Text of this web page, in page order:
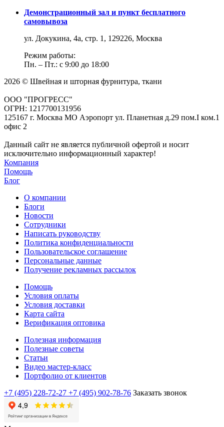
Демонстрационный зал и пункт бесплатного
самовывоза
ул. Докукина, 4а, стр. 1, 129226, Москва
Режим работы:
Пн. – Пт.: с 9:00 до 18:00
2026 © Швейная и шторная фурнитура, ткани
ООО "ПРОГРЕСС"
ОГРН: 1217700131956
125167 г. Москва МО Аэропорт ул. Планетная д.29 пом.I ком.1
офис 2
Данный сайт не является публичной офертой и носит
исключительно информационный характер!
Компания
Помощь
Блог
О компании
Блоги
Новости
Сотрудники
Написать руководству
Политика конфиденциальности
Пользовательское соглашение
Персональные данные
Получение рекламных рассылок
Помощь
Условия оплаты
Условия доставки
Карта сайта
Верификация оптовика
Полезная информация
Полезные советы
Статьи
Видео мастер-класс
Портфолио от клиентов
+7 (495) 228-72-27 +7 (495) 902-78-76 Заказать звонок